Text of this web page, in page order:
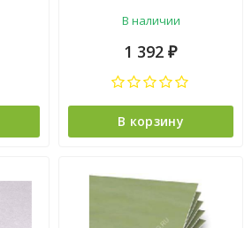
1пал-40л
В наличии
1 392 ₽
В корзину